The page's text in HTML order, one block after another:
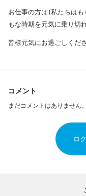
お仕事の方は(私たちは
もな時期を元気に乗り切
皆様元気にお過ごしくだ
コメント
まだコメントはありません。
ロ